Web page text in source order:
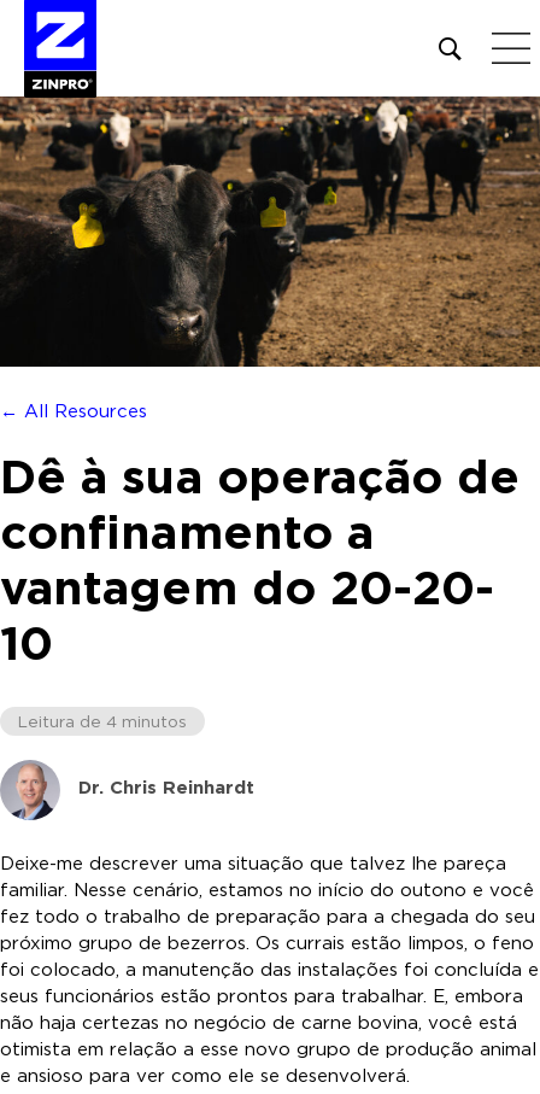
Open
site
search
form
Pesquisar
por:
← All Resources
Dê à sua operação de
confinamento a
vantagem do 20-20-
10
Leitura de 4 minutos
Dr. Chris Reinhardt
Deixe-me descrever uma situação que talvez lhe pareça
familiar. Nesse cenário, estamos no início do outono e você
fez todo o trabalho de preparação para a chegada do seu
próximo grupo de bezerros. Os currais estão limpos, o feno
foi colocado, a manutenção das instalações foi concluída e
seus funcionários estão prontos para trabalhar. E, embora
não haja certezas no negócio de carne bovina, você está
otimista em relação a esse novo grupo de produção animal
e ansioso para ver como ele se desenvolverá.